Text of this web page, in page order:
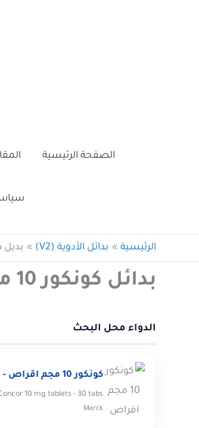
الصفحة الرئيسية
الرئيسية بدائل الأدوية (V2) بديل كونكور
بدائل كونكور 10 مجم اقراص - 30 قرص في مصر 2026
الدواء محل البحث
كونكور 10 مجم اقراص - 30 قرص
10 mg tablets - 30 tabs
Merck